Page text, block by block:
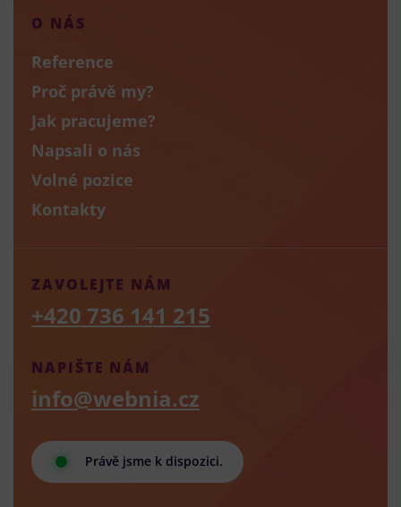
O NÁS
Reference
Proč právě my?
Jak pracujeme?
Napsali o nás
Volné pozice
Kontakty
Právě jsme k dispozici.
NAPIŠTE NÁM
info@webnia.cz
ZAVOLEJTE NÁM
+420 736 141 215